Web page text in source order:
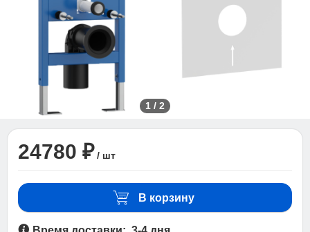
1 / 2
24780 ₽ / шт
В корзину